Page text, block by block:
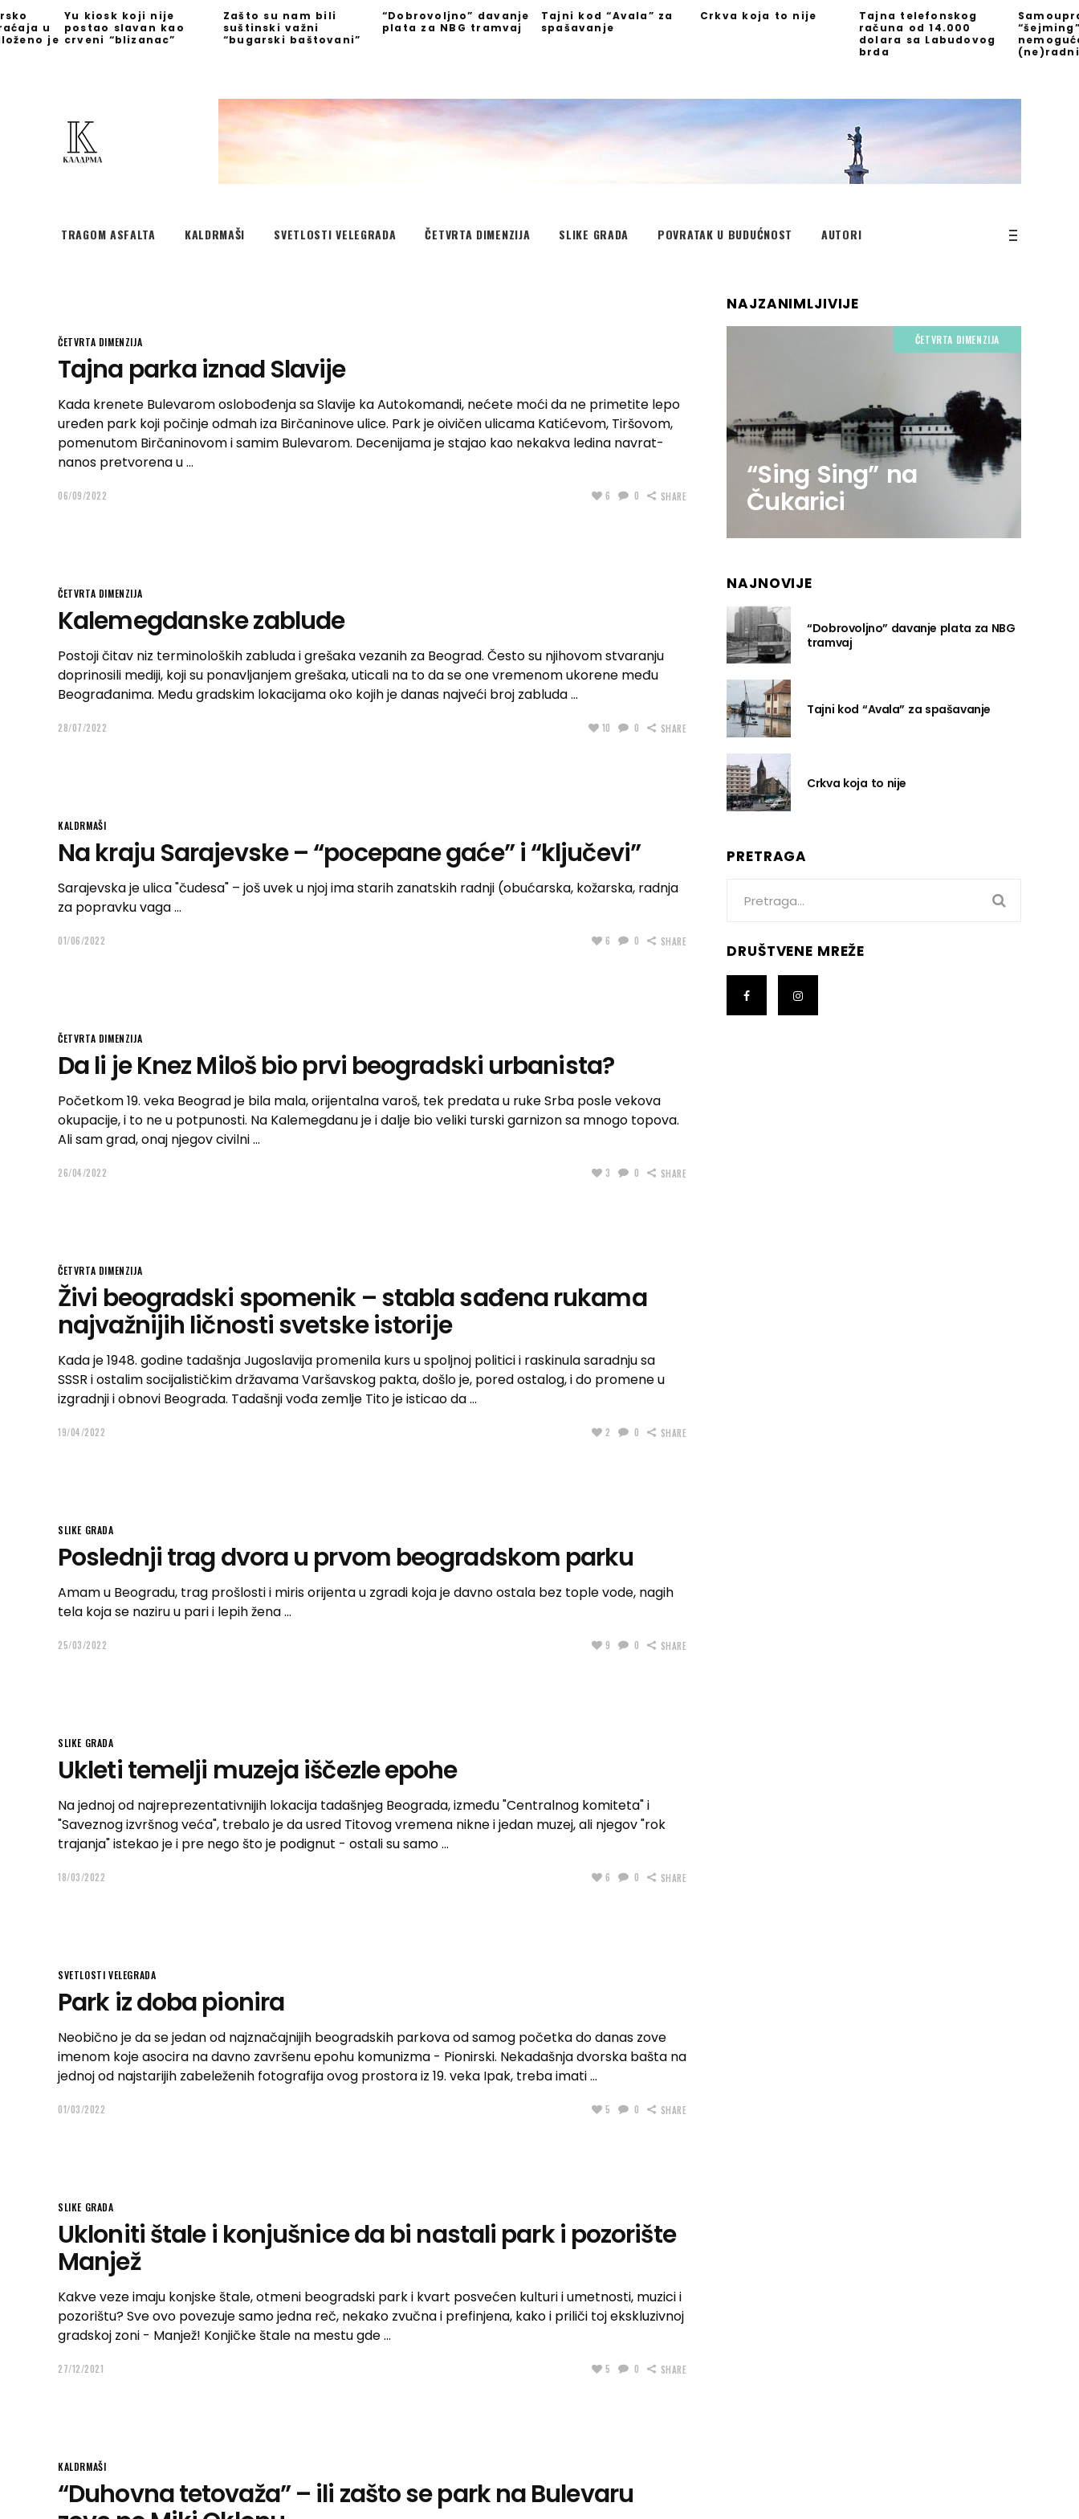
u
je
Yu kiosk koji nije
postao slavan kao
crveni “blizanac”
Zašto su nam bili
suštinski važni
“bugarski baštovani”
“Dobrovoljno” davanje
plata za NBG tramvaj
Tajni kod “Avala” za
spašavanje
Crkva koja to nije
Tajna telefonskog
računa od 14.000
dolara sa Labudovog
brda
TRAGOM ASFALTA KALDRMAŠI SVETLOSTI VELEGRADA ČETVRTA DIMENZIJA SLIKE GRADA POVRATAK U BUDUĆNOST AUTORI
ČETVRTA DIMENZIJA
Tajna parka iznad Slavije
Kada krenete Bulevarom oslobođenja sa Slavije ka Autokomandi, nećete moći da ne primetite lepo
uređen park koji počinje odmah iza Birčaninove ulice. Park je oivičen ulicama Katićevom, Tiršovom,
pomenutom Birčaninovom i samim Bulevarom. Decenijama je stajao kao nekakva ledina navrat-
nanos pretvorena u
06/09/2022 6 0 SHARE
ČETVRTA DIMENZIJA
Kalemegdanske zablude
Postoji čitav niz terminoloških zabluda i grešaka vezanih za Beograd. Često su njihovom stvaranju
doprinosili mediji, koji su ponavljanjem grešaka, uticali na to da se one vremenom ukorene među
Beograđanima. Među gradskim lokacijama oko kojih je danas najveći broj zabluda
28/07/2022 10 0 SHARE
KALDRMAŠI
Na kraju Sarajevske – “pocepane gaće” i “ključevi”
Sarajevska je ulica "čudesa" – još uvek u njoj ima starih zanatskih radnji (obućarska, kožarska, radnja
za popravku vaga
01/06/2022 6 0 SHARE
ČETVRTA DIMENZIJA
Da li je Knez Miloš bio prvi beogradski urbanista?
Početkom 19. veka Beograd je bila mala, orijentalna varoš, tek predata u ruke Srba posle vekova
okupacije, i to ne u potpunosti. Na Kalemegdanu je i dalje bio veliki turski garnizon sa mnogo topova.
Ali sam grad, onaj njegov civilni
26/04/2022 3 0 SHARE
ČETVRTA DIMENZIJA
Živi beogradski spomenik – stabla sađena rukama
najvažnijih ličnosti svetske istorije
Kada je 1948. godine tadašnja Jugoslavija promenila kurs u spoljnoj politici i raskinula saradnju sa
SSSR i ostalim socijalističkim državama Varšavskog pakta, došlo je, pored ostalog, i do promene u
izgradnji i obnovi Beograda. Tadašnji vođa zemlje Tito je isticao da
19/04/2022 2 0 SHARE
SLIKE GRADA
Poslednji trag dvora u prvom beogradskom parku
Amam u Beogradu, trag prošlosti i miris orijenta u zgradi koja je davno ostala bez tople vode, nagih
tela koja se naziru u pari i lepih žena
25/03/2022 9 0 SHARE
SLIKE GRADA
Ukleti temelji muzeja iščezle epohe
Na jednoj od najreprezentativnijih lokacija tadašnjeg Beograda, između "Centralnog komiteta" i
"Saveznog izvršnog veća", trebalo je da usred Titovog vremena nikne i jedan muzej, ali njegov "rok
trajanja" istekao je i pre nego što je podignut - ostali su samo
18/03/2022 6 0 SHARE
SVETLOSTI VELEGRADA
Park iz doba pionira
Neobično je da se jedan od najznačajnijih beogradskih parkova od samog početka do danas zove
imenom koje asocira na davno završenu epohu komunizma - Pionirski. Nekadašnja dvorska bašta na
jednoj od najstarijih zabeleženih fotografija ovog prostora iz 19. veka Ipak, treba imati
01/03/2022 5 0 SHARE
SLIKE GRADA
Ukloniti štale i konjušnice da bi nastali park i pozorište
Manjež
Kakve veze imaju konjske štale, otmeni beogradski park i kvart posvećen kulturi i umetnosti, muzici i
pozorištu? Sve ovo povezuje samo jedna reč, nekako zvučna i prefinjena, kako i priliči toj ekskluzivnoj
gradskoj zoni - Manjež! Konjičke štale na mestu gde
27/12/2021 5 0 SHARE
KALDRMAŠI
“Duhovna tetovaža” – ili zašto se park na Bulevaru
NAJZANIMLJIVIJE
ČETVRTA DIMENZIJA
“Sing Sing” na
Čukarici
NAJNOVIJE
“Dobrovoljno” davanje plata za NBG
tramvaj
Tajni kod “Avala” za spašavanje
Crkva koja to nije
PRETRAGA
for:
DRUŠTVENE MREŽE